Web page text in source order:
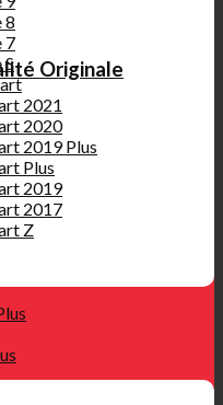
8
7
2021
2020
2019 Plus
Plus
2019
2017
Z
Originale